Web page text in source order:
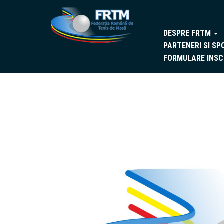
DESPRE FRTM
PARTENERI SI
FORMULARE